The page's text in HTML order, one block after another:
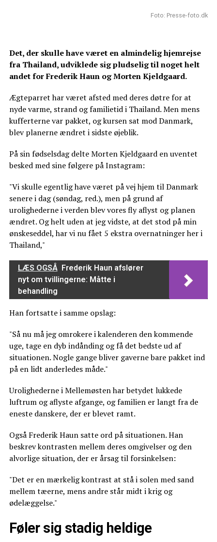
Foto: Presse-foto.dk
Det, der skulle have været en almindelig hjemrejse
fra Thailand, udviklede sig pludselig til noget helt
andet for Frederik Haun og Morten Kjeldgaard.
Ægteparret har været afsted med deres døtre for at
nyde varme, strand og familietid i Thailand. Men mens
kufferterne var pakket, og kursen sat mod Danmark,
blev planerne ændret i sidste øjeblik.
På sin fødselsdag delte Morten Kjeldgaard en uventet
besked med sine følgere på Instagram:
"Vi skulle egentlig have været på vej hjem til Danmark
senere i dag (søndag, red.), men på grund af
urolighederne i verden blev vores fly aflyst og planen
ændret. Og helt uden at jeg vidste, at det stod på min
ønskeseddel, har vi nu fået 5 ekstra overnatninger her i
Thailand,"
LÆS OGSÅ Frederik Haun afslører
nyt om tvillingerne: Måtte i
behandling
Han fortsatte i samme opslag:
"Så nu må jeg omrokere i kalenderen den kommende
uge, tage en dyb indånding og få det bedste ud af
situationen. Nogle gange bliver gaverne bare pakket ind
på en lidt anderledes måde."
Urolighederne i Mellemøsten har betydet lukkede
luftrum og aflyste afgange, og familien er langt fra de
eneste danskere, der er blevet ramt.
Også Frederik Haun satte ord på situationen. Han
beskrev kontrasten mellem deres omgivelser og den
alvorlige situation, der er årsag til forsinkelsen:
"Det er en mærkelig kontrast at stå i solen med sand
mellem tæerne, mens andre står midt i krig og
ødelæggelse."
Føler sig stadig heldige